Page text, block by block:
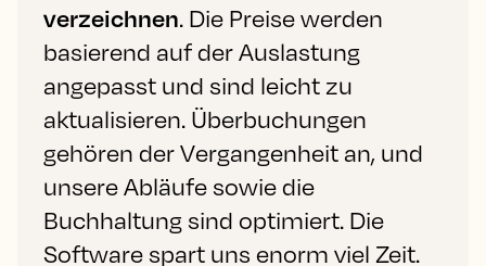
verzeichnen. Die Preise werden
basierend auf der Auslastung
angepasst und sind leicht zu
aktualisieren. Überbuchungen
gehören der Vergangenheit an, und
unsere Abläufe sowie die
Buchhaltung sind optimiert. Die
Software spart uns enorm viel Zeit.